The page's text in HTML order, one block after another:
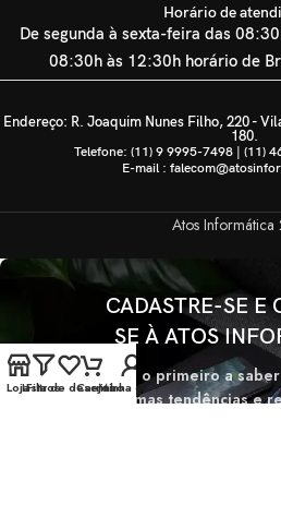
Horário de
De segunda à sexta-feira das
08:30h às 12:30h horário de
Endereço: R. Joaquim Nunes Filho, 220 -
180.
Telefone: (11) 9 9995-7498 | (11)
E-mail :
Atos Informática
CADASTRE-SE E
SE À ATOS
Seja o primeiro a
últimas tendências e
LojaFiltros
Lista de desejos
CarrinhoMinha conta